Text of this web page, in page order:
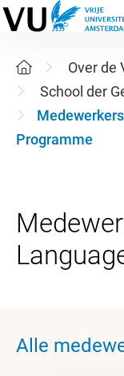
Over de
School der
Programme
Alle